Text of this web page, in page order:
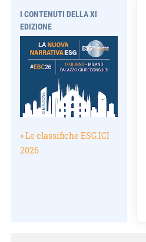
I CONTENUTI DELLA XI
EDIZIONE
» Le classifiche ESG.ICI
2026